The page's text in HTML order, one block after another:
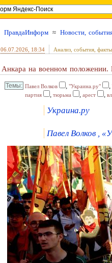
ПравдаИнформ ≈ Новости,
06.07.2026 , 18:34 Анализ, события, факты
Анкара на военном
Павел Волков , "Украина.ру" ,
партия , тюрьма , арест ,
Украина.ру
Павел Волков ,